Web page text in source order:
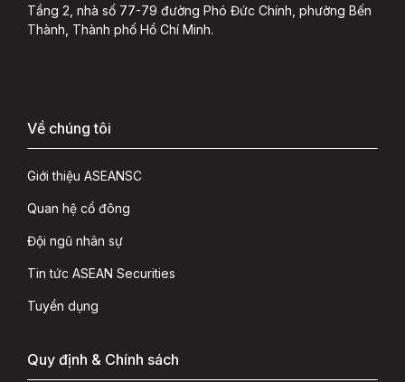
Tầng 2, nhà số 77-79 đường Phó Đức Chính, phường Bến
Thành, Thành phố Hồ Chí Minh.
Về chúng tôi
Giới thiệu ASEANSC
Quan hệ cổ đông
Đội ngũ nhân sự
Tin tức ASEAN Securities
Tuyển dụng
Quy định & Chính sách